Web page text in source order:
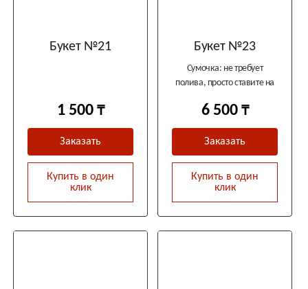
Букет №21
1 500
Заказать
Купить в один
клик
Букет №23
Сумочка: не требует
полива, просто ставите на
6 500
Заказать
Купить в один
клик